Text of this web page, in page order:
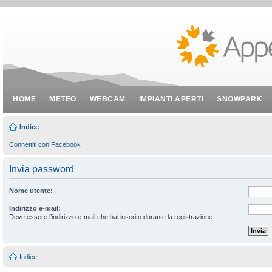
HOME METEO WEBCAM IMPIANTI APERTI SNOWPARK
Indice
Connettiti con Facebook
Invia password
Nome utente:
Indirizzo e-mail:
Deve essere l’indirizzo e-mail che hai inserito durante la registrazione.
Indice